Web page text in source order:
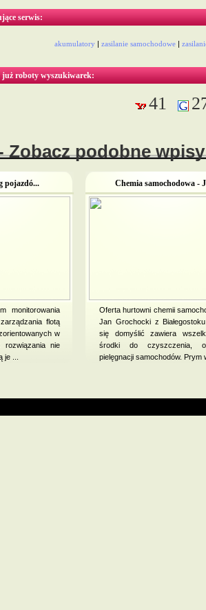
serwis:
akumulatory | zasilanie samochodowe |
już roboty wyszukiwarek:
41
Zobacz podobne
pojazdó...
monitorowania
flotą
w
nie
je ...
Chemia samochodowa -
Oferta hurtowni chemii
Jan Grochocki z
się domyślić zawiera
środki do czyszczenia,
pielęgnacji samochodów. Prym